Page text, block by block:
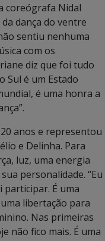
coreógrafa Nidal
dança do ventre
sentiu nenhuma
com os
diz que foi tudo
Sul é um Estado
é uma honra a
anos e representou
e Delinha. Para
luz, uma energia
personalidade. “Eu
É uma
libertação para
Nas primeiras
não fico mais. É uma